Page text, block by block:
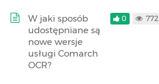
W jaki sposób
udostępniane są
nowe wersje
usługi Comarch
OCR?
0 772